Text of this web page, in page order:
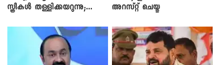
സ്ത്രീകൾ തള്ളിക്കയറുന്നു;
അറസ്റ്റ് ചെയ്തു